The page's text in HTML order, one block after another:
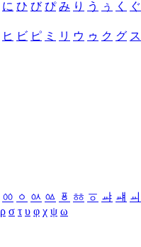
に ひ び ぴ み り う ぅ く ぐ
ヒ ビ ピ ミ リ ウ ゥ ク グ ス
ㆀ ㆁ ㆂ ㆃ ㆄ ㆅ ㆆ ㆇ ㆈ ㆉ
ρ σ τ υ φ χ ψ ω